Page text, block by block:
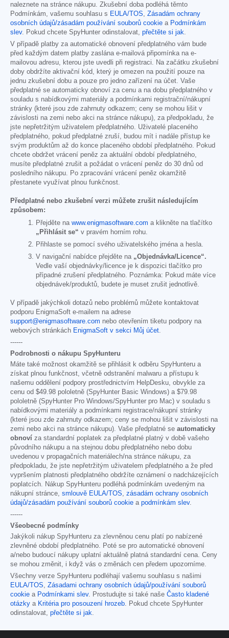
naleznete na stránce nákupu. Zkušební doba podléhá těmto
Podmínkám, vašemu souhlasu s EULA/TOS, Zásadám ochrany
osobních údajů/zásadám používání souborů cookie a Podmínkám
slev. Pokud chcete SpyHunter odinstalovat, přečtěte si jak.
V případě platby za automatické obnovení předplatného vám bude
před každým datem platby zaslána e-mailová připomínka na e-
mailovou adresu, kterou jste uvedli při registraci. Na začátku zkušební
doby obdržíte aktivační kód, který je omezen na použití pouze na
jednu zkušební dobu a pouze pro jedno zařízení na účet. Vaše
předplatné se automaticky obnoví za cenu a na dobu předplatného v
souladu s nabídkovými materiály a podmínkami registrační/nákupní
stránky (které jsou zde zahrnuty odkazem; ceny se mohou lišit v
závislosti na zemi nebo akci na stránce nákupu), za předpokladu, že
jste nepřetržitým uživatelem předplatného. Uživatelé placeného
předplatného, pokud předplatné zruší, budou mít i nadále přístup ke
svým produktům až do konce placeného období předplatného. Pokud
chcete obdržet vrácení peněz za aktuální období předplatného,
musíte předplatné zrušit a požádat o vrácení peněz do 30 dnů od
posledního nákupu. Po zpracování vrácení peněz okamžitě
přestanete využívat plnou funkčnost.
Předplatné nebo zkušební verzi můžete zrušit následujícím
způsobem:
Přejděte na www.enigmasoftware.com a klikněte na tlačítko
„Přihlásit se“ v pravém horním rohu.
Přihlaste se pomocí svého uživatelského jména a hesla.
V navigační nabídce přejděte na „Objednávka/Licence“.
Vedle vaší objednávky/licence je k dispozici tlačítko pro
případné zrušení předplatného. Poznámka: Pokud máte více
objednávek/produktů, budete je muset zrušit jednotlivě.
V případě jakýchkoli dotazů nebo problémů můžete kontaktovat
podporu EnigmaSoft e-mailem na adrese
support@enigmasoftware.com nebo otevřením tiketu podpory na
webových stránkách EnigmaSoft v sekci Můj účet.
------
Podrobnosti o nákupu SpyHunteru
Máte také možnost okamžitě se přihlásit k odběru SpyHunteru a
získat plnou funkčnost, včetně odstranění malwaru a přístupu k
našemu oddělení podpory prostřednictvím HelpDesku, obvykle za
cenu od $49.98 pololetně (SpyHunter Basic Windows) a $79.98
pololetně (SpyHunter Pro Windows/SpyHunter pro Mac) v souladu s
nabídkovými materiály a podmínkami registrace/nákupní stránky
(které jsou zde zahrnuty odkazem; ceny se mohou lišit v závislosti na
zemi nebo akci na stránce nákupu). Vaše předplatné se automaticky
obnoví za standardní poplatek za předplatné platný v době vašeho
původního nákupu a na stejnou dobu předplatného nebo dobu
uvedenou v propagačních materiálech/na stránce nákupu, za
předpokladu, že jste nepřetržitým uživatelem předplatného a že před
vypršením platnosti předplatného obdržíte oznámení o nadcházejících
poplatcích. Nákup SpyHunteru podléhá podmínkám uvedeným na
nákupní stránce, smlouvě EULA/TOS, zásadám ochrany osobních
údajů/zásadám používání souborů cookie a podmínkám slev.
------
Všeobecné podmínky
Jakýkoli nákup SpyHunteru za zlevněnou cenu platí po nabízené
zlevněné období předplatného. Poté se pro automatické obnovení
a/nebo budoucí nákupy uplatní aktuálně platná standardní cena. Ceny
se mohou změnit, i když vás o změnách cen předem upozorníme.
Všechny verze SpyHunteru podléhají vašemu souhlasu s našimi
EULA/TOS, Zásadami ochrany osobních údajů/používání souborů
cookie a Podmínkami slev. Prostudujte si také naše Často kladené
otázky a Kritéria pro posouzení hrozeb. Pokud chcete SpyHunter
odinstalovat, přečtěte si jak.